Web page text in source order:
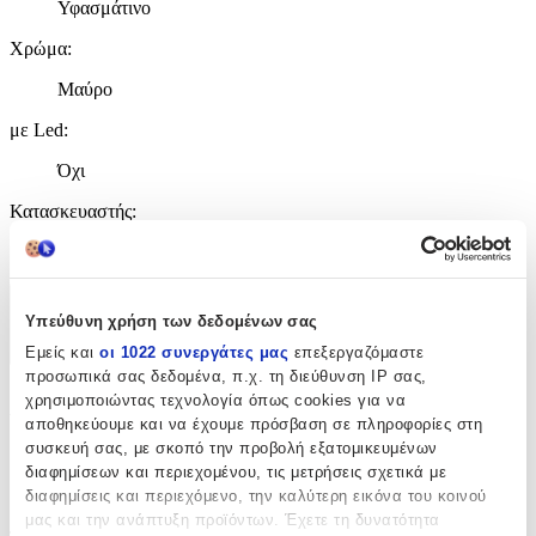
Υπεύθυνη χρήση των δεδομένων σας
Εμείς και οι 1022 συνεργάτες μας επεξεργαζόμαστε
προσωπικά σας δεδομένα, π.χ. τη διεύθυνση IP σας,
χρησιμοποιώντας τεχνολογία όπως cookies για να
αποθηκεύουμε και να έχουμε πρόσβαση σε πληροφορίες στη
συσκευή σας, με σκοπό την προβολή εξατομικευμένων
διαφημίσεων και περιεχομένου, τις μετρήσεις σχετικά με
διαφημίσεις και περιεχόμενο, την καλύτερη εικόνα του κοινού
μας και την ανάπτυξη προϊόντων. Έχετε τη δυνατότητα
Υφασμάτινο
Χρώμα:
Μαύρο
με Led:
Όχι
Κατασκευαστής:
Χαρακτηριστικά
+
Χαρακτηριστικά
με Κλειδαριά:
Όχι